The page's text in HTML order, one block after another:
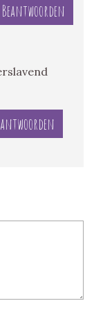
Beantwoorden